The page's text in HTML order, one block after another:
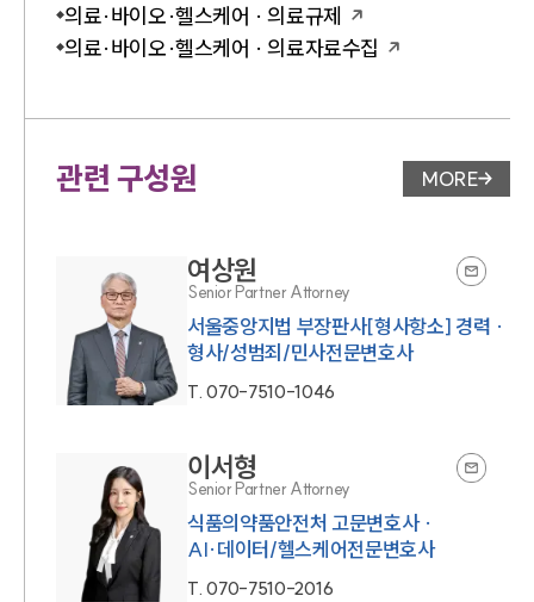
의료·바이오·헬스케어 · 의료규제
의료·바이오·헬스케어 · 의료자료수집
관련 구성원 변호사 페
MORE
여상원
Senior Partner Attorney
서울중앙지법 부장판사[형사항소] 경력 ·
형사/성범죄/민사전문변호사
T.070-7510-1046
이서형
Senior Partner Attorney
식품의약품안전처 고문변호사 ·
AI·데이터/헬스케어전문변호사
T.070-7510-2016